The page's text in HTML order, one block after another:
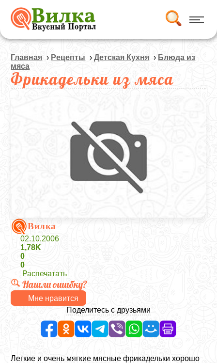
Главная › Рецепты ›Детская Кухня › Блюда из
мяса
Фрикадельки из мяса
Вилка
02.10.2006
1,78K
0
0
Распечатать
Нашли ошибку?
Мне нравится
Поделитесь с друзьями
Легкие и очень мягкие мясные фрикадельки хорошо